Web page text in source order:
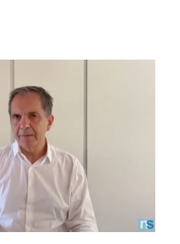
don Carmelo Rizzo,